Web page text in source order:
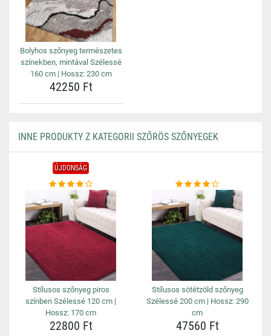
Bolyhos szőnyeg természetes
színekben, mintával Szélessé
160 cm | Hossz: 230 cm
42250 Ft
INNE PRODUKTY Z KATEGORII SZŐRÖS SZŐNYEGEK
ÚJDONSÁG
Stílusos szőnyeg piros
színben Szélessé 120 cm |
Hossz: 170 cm
22800 Ft
Stílusos sötétzöld szőnyeg
Szélessé 200 cm | Hossz: 290
cm
47560 Ft